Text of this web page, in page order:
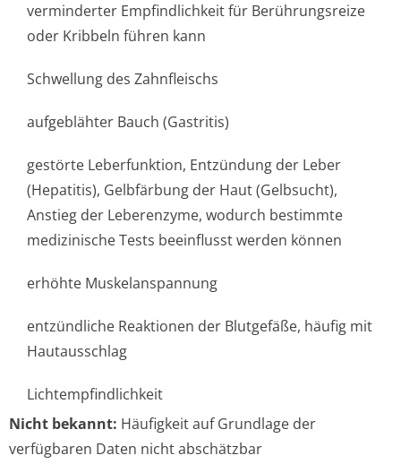
verminderter Empfindlichkeit für Berührungsreize
oder Kribbeln führen kann
Schwellung des Zahnfleischs
aufgeblähter Bauch (Gastritis)
gestörte Leberfunktion, Entzündung der Leber
(Hepatitis), Gelbfärbung der Haut (Gelbsucht),
Anstieg der Leberenzyme, wodurch bestimmte
medizinische Tests beeinflusst werden können
erhöhte Muskelanspannung
entzündliche Reaktionen der Blutgefäße, häufig mit
Hautausschlag
Lichtempfindlichke­it
Nicht bekannt: Häufigkeit auf Grundlage der
verfügbaren Daten nicht abschätzbar